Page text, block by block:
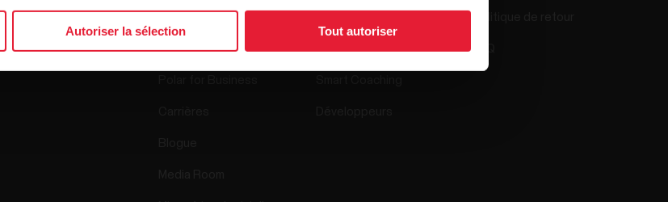
Autoriser la sélection Tout autoriser
Accessoires Science Applications compatibles